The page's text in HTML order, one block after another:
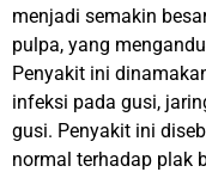
menjadi semakin
pulpa, yang
Penyakit ini
infeksi pada gusi,
gusi. Penyakit ini
normal terhadap plak